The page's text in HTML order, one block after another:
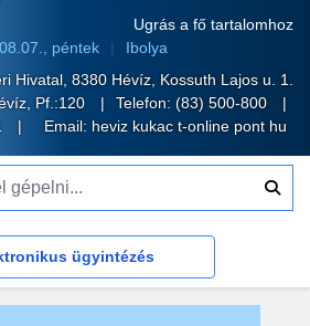
Ugrás a fő tartalomhoz
péntek
Ibolya
Hivatal, 8380 Hévíz, Kossuth Lajos u. 1.
Pf.:120
Telefon: (83) 500-800
Email: heviz kukac t-online pont hu
ügyintézés